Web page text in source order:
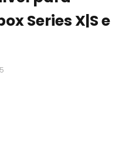
Series X|S e